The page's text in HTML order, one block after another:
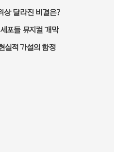
상 달라진 비결은?
포들 뮤지컬 개막
실적 가설의 함정